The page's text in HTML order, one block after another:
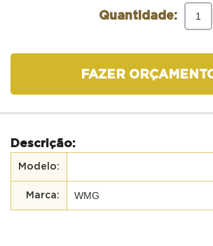
Quantidade:
FAZER
Descrição:
WMG